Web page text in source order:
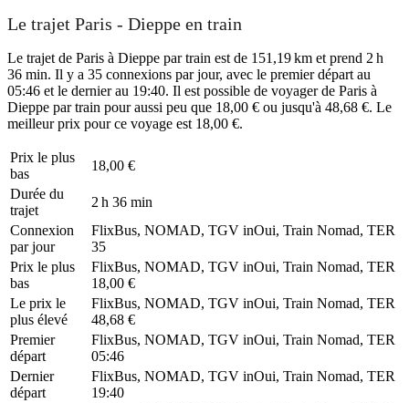
Le trajet Paris - Dieppe en train
Le trajet de Paris à Dieppe par train est de 151,19 km et prend 2 h
36 min. Il y a 35 connexions par jour, avec le premier départ au
05:46 et le dernier au 19:40. Il est possible de voyager de Paris à
Dieppe par train pour aussi peu que 18,00 € ou jusqu'à 48,68 €. Le
meilleur prix pour ce voyage est 18,00 €.
Prix ​​le plus
bas
18,00 €
Durée du
trajet
2 h 36 min
Connexion
par jour
FlixBus, NOMAD, TGV inOui, Train Nomad, TER
35
Prix ​​le plus
bas
FlixBus, NOMAD, TGV inOui, Train Nomad, TER
18,00 €
Le prix le
plus élevé
FlixBus, NOMAD, TGV inOui, Train Nomad, TER
48,68 €
Premier
départ
FlixBus, NOMAD, TGV inOui, Train Nomad, TER
05:46
Dernier
départ
FlixBus, NOMAD, TGV inOui, Train Nomad, TER
19:40